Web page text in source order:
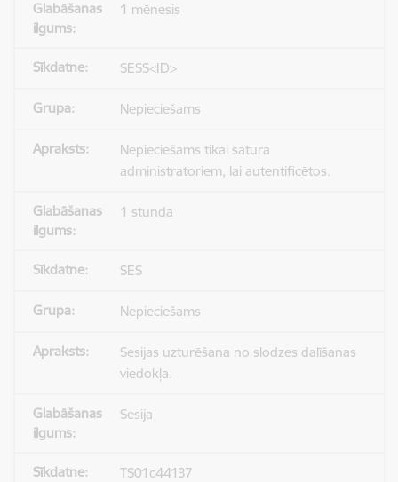
1 mēnesis
SESS<ID>
Nepieciešams
Nepieciešams tikai satura
administratoriem, lai autentificētos.
1 stunda
SES
Nepieciešams
Sesijas uzturēšana no slodzes dalīšanas
viedokļa.
Sesija
TS01c44137